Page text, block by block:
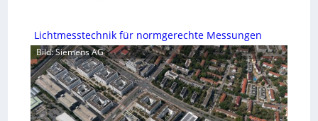
Lichtmesstechnik für normgerechte Messungen
Bild: Siemens AG